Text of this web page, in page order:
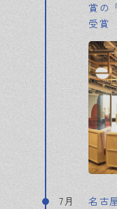
賞の
受賞
7月
名古